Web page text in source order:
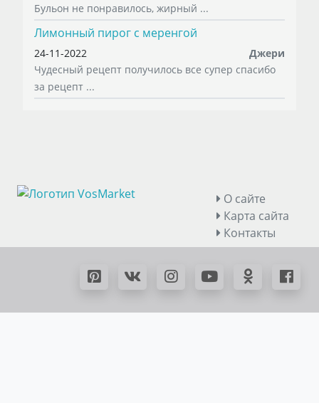
Бульон не понравилось, жирный ...
Лимонный пирог с меренгой
24-11-2022
Джери
Чудесный рецепт получилось все супер спасибо
за рецепт ...
О сайте
Карта сайта
Контакты